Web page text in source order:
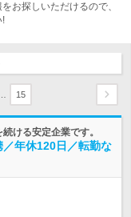
お探しいただけるので、
!
15
ける安定企業です。
年休120日／転勤な